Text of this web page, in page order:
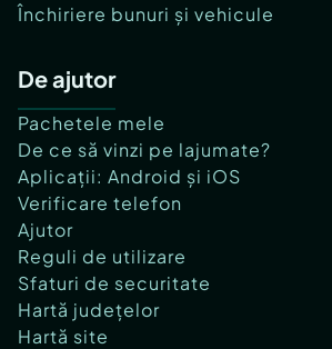
Închiriere bunuri și vehicule
De ajutor
Pachetele mele
De ce să vinzi pe lajumate?
Aplicații: Android și iOS
Verificare telefon
Ajutor
Reguli de utilizare
Sfaturi de securitate
Hartă județelor
Hartă site